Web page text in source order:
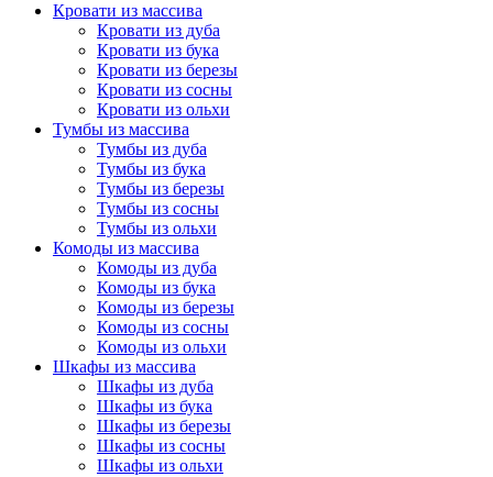
Кровати из массива
Кровати из дуба
Кровати из бука
Кровати из березы
Кровати из сосны
Кровати из ольхи
Тумбы из массива
Тумбы из дуба
Тумбы из бука
Тумбы из березы
Тумбы из сосны
Тумбы из ольхи
Комоды из массива
Комоды из дуба
Комоды из бука
Комоды из березы
Комоды из сосны
Комоды из ольхи
Шкафы из массива
Шкафы из дуба
Шкафы из бука
Шкафы из березы
Шкафы из сосны
Шкафы из ольхи